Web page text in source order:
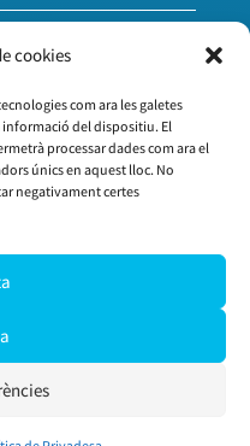
cookies
com ara les galetes
informació del dispositiu. El
processar dades com ara el
únics en aquest lloc. No
negativament certes
me
| Open
experiència a la nostra web.